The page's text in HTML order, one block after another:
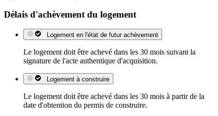
Délais d'achèvement du logement
Logement en l'état de futur achèvement
Le logement doit être achevé dans les 30 mois suivant la
signature de l'acte authentique d'acquisition.
Logement à construire
Le logement doit être achevé dans les 30 mois à partir de la
date d'obtention du permis de construire.